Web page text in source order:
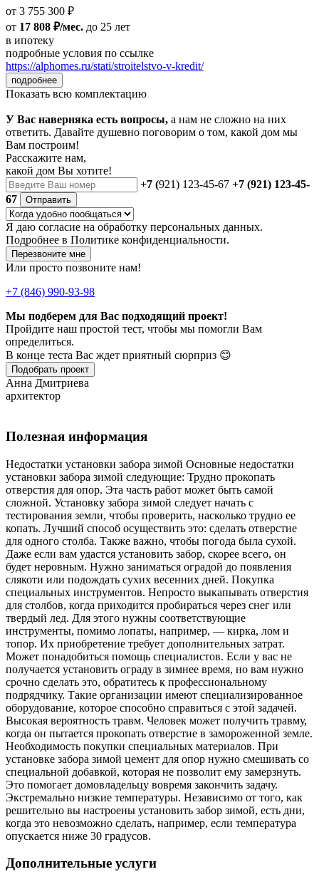
от 3 755 300 ₽
от 17 808 ₽/мес. до 25 лет
в ипотеку
подробные условия по ссылке
https://alphomes.ru/stati/stroitelstvo-v-kredit/
подробнее
Показать всю комплектацию
У Вас наверняка есть вопросы, а нам не сложно на них
ответить. Давайте душевно поговорим о том, какой дом мы
Вам построим!
Расскажите нам,
какой дом Вы хотите!
+7 (921) 123-45-67 +7 (921) 123-45-
67
Отправить
Я даю согласие на обработку персональных данных.
Подробнее в Политике конфиденциальности.
Перезвоните мне
Или просто позвоните нам!
+7 (846) 990-93-98
Мы подберем для Вас подходящий проект!
Пройдите наш простой тест, чтобы мы помогли Вам
определиться.
В конце теста Вас ждет приятный сюрприз 😊
Подобрать проект
Анна Дмитриева
архитектор
Полезная информация
Недостатки установки забора зимой Основные недостатки
установки забора зимой следующие: Трудно прокопать
отверстия для опор. Эта часть работ может быть самой
сложной. Установку забора зимой следует начать с
тестирования земли, чтобы проверить, насколько трудно ее
копать. Лучший способ осуществить это: сделать отверстие
для одного столба. Также важно, чтобы погода была сухой.
Даже если вам удастся установить забор, скорее всего, он
будет неровным. Нужно заниматься оградой до появления
слякоти или подождать сухих весенних дней. Покупка
специальных инструментов. Непросто выкапывать отверстия
для столбов, когда приходится пробираться через снег или
твердый лед. Для этого нужны соответствующие
инструменты, помимо лопаты, например, — кирка, лом и
топор. Их приобретение требует дополнительных затрат.
Может понадобиться помощь специалистов. Если у вас не
получается установить ограду в зимнее время, но вам нужно
срочно сделать это, обратитесь к профессиональному
подрядчику. Такие организации имеют специализированное
оборудование, которое способно справиться с этой задачей.
Высокая вероятность травм. Человек может получить травму,
когда он пытается прокопать отверстие в замороженной земле.
Необходимость покупки специальных материалов. При
установке забора зимой цемент для опор нужно смешивать со
специальной добавкой, которая не позволит ему замерзнуть.
Это помогает домовладельцу вовремя закончить задачу.
Экстремально низкие температуры. Независимо от того, как
решительно вы настроены установить забор зимой, есть дни,
когда это невозможно сделать, например, если температура
опускается ниже 30 градусов.
Дополнительные услуги